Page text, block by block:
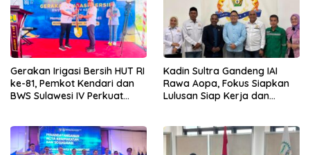
Gerakan Irigasi Bersih HUT RI
ke-81, Pemkot Kendari dan
BWS Sulawesi IV Perkuat
Kadin Sultra Gandeng IAI
Rawa Aopa, Fokus Siapkan
Lulusan Siap Kerja dan